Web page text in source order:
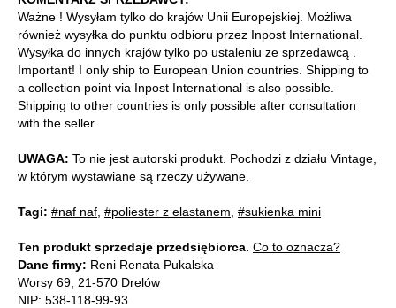
Ważne ! Wysyłam tylko do krajów Unii Europejskiej. Możliwa
również wysyłka do punktu odbioru przez Inpost International.
Wysyłka do innych krajów tylko po ustaleniu ze sprzedawcą .
Important! I only ship to European Union countries. Shipping to
a collection point via Inpost International is also possible.
Shipping to other countries is only possible after consultation
with the seller.
UWAGA: To nie jest autorski produkt. Pochodzi z działu Vintage,
w którym wystawiane są rzeczy używane.
Tagi: #naf naf #poliester z elastanem #sukienka mini
Ten produkt sprzedaje przedsiębiorca. Co to oznacza?
Dane firmy: Reni Renata Pukalska
Worsy 69, 21-570 Drelów
NIP: 538-118-99-93